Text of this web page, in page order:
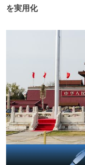
を実用化